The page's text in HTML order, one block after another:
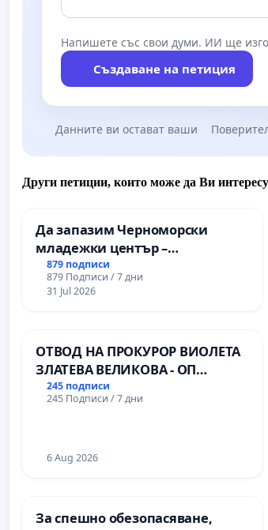
Напишете със свои думи. ИИ ще
Създаване на петиция
Данните ви остават ваши
Други петиции, които може да Ви
Да запазим Черноморски
младежки център –
пространство за младите на
Варна
879 подписи
879 Подписи / 7 дни
31 Jul 2026
ОТВОД НА ПРОКУРОР ВИОЛЕТА
ЗЛАТЕВА ВЕЛИКОВА - ОП
ДОБРИЧ
245 подписи
245 Подписи / 7 дни
6 Aug 2026
За спешно обезопасяване,